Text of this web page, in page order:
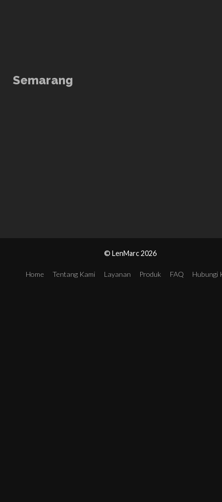
Semarang
© LenMarc 2026
Home Tentang Kami Layanan Produk FAQ Hubungi